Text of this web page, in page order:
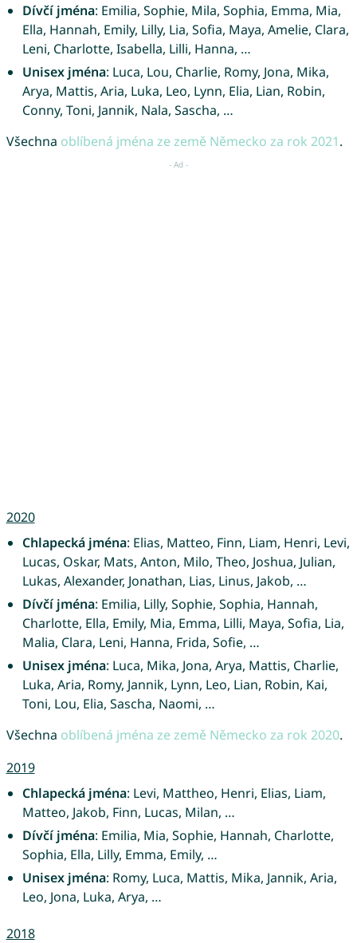
Dívčí jména: Emilia, Sophie, Mila, Sophia, Emma, Mia,
Ella, Hannah, Emily, Lilly, Lia, Sofia, Maya, Amelie, Clara,
Leni, Charlotte, Isabella, Lilli, Hanna, …
Unisex jména: Luca, Lou, Charlie, Romy, Jona, Mika,
Arya, Mattis, Aria, Luka, Leo, Lynn, Elia, Lian, Robin,
Conny, Toni, Jannik, Nala, Sascha, …
Všechna oblíbená jména ze země Německo za rok 2021.
2020
Chlapecká jména: Elias, Matteo, Finn, Liam, Henri, Levi,
Lucas, Oskar, Mats, Anton, Milo, Theo, Joshua, Julian,
Lukas, Alexander, Jonathan, Lias, Linus, Jakob, …
Dívčí jména: Emilia, Lilly, Sophie, Sophia, Hannah,
Charlotte, Ella, Emily, Mia, Emma, Lilli, Maya, Sofia, Lia,
Malia, Clara, Leni, Hanna, Frida, Sofie, …
Unisex jména: Luca, Mika, Jona, Arya, Mattis, Charlie,
Luka, Aria, Romy, Jannik, Lynn, Leo, Lian, Robin, Kai,
Toni, Lou, Elia, Sascha, Naomi, …
Všechna oblíbená jména ze země Německo za rok 2020.
2019
Chlapecká jména: Levi, Mattheo, Henri, Elias, Liam,
Matteo, Jakob, Finn, Lucas, Milan, …
Dívčí jména: Emilia, Mia, Sophie, Hannah, Charlotte,
Sophia, Ella, Lilly, Emma, Emily, …
Unisex jména: Romy, Luca, Mattis, Mika, Jannik, Aria,
Leo, Jona, Luka, Arya, …
2018